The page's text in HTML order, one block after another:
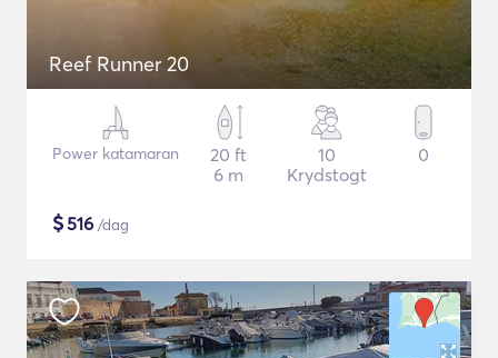
Reef Runner 20
Power katamaran
20 ft
6 m
10
Krydstogt
0
$516 /dag